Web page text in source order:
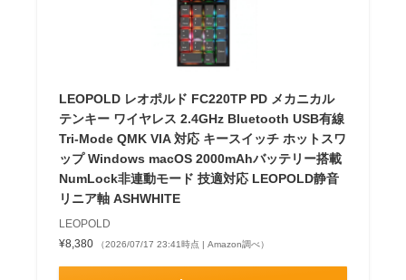
LEOPOLD レオポルド FC220TP PD メカニカル
テンキー ワイヤレス 2.4GHz Bluetooth USB有線
Tri-Mode QMK VIA 対応 キースイッチ ホットスワ
ップ Windows macOS 2000mAhバッテリー搭載
NumLock非連動モード 技適対応 LEOPOLD静音
リニア軸 ASHWHITE
LEOPOLD
¥8,380
（2026/07/17 23:41時点 | Amazon調べ）